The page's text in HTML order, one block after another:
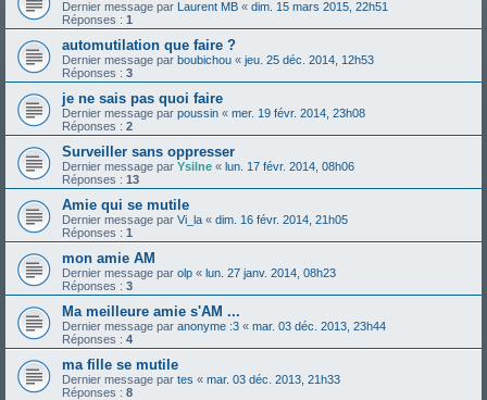
Dernier message par Laurent MB « dim. 15 mars 2015, 22h51
Réponses : 1
automutilation que faire ?
Dernier message par boubichou « jeu. 25 déc. 2014, 12h53
Réponses : 3
je ne sais pas quoi faire
Dernier message par poussin « mer. 19 févr. 2014, 23h08
Réponses : 2
Surveiller sans oppresser
Dernier message par Ysilne « lun. 17 févr. 2014, 08h06
Réponses : 13
Amie qui se mutile
Dernier message par Vi_la « dim. 16 févr. 2014, 21h05
Réponses : 1
mon amie AM
Dernier message par olp « lun. 27 janv. 2014, 08h23
Réponses : 3
Ma meilleure amie s'AM ...
Dernier message par anonyme :3 « mar. 03 déc. 2013, 23h44
Réponses : 4
ma fille se mutile
Dernier message par tes « mar. 03 déc. 2013, 21h33
Réponses : 8